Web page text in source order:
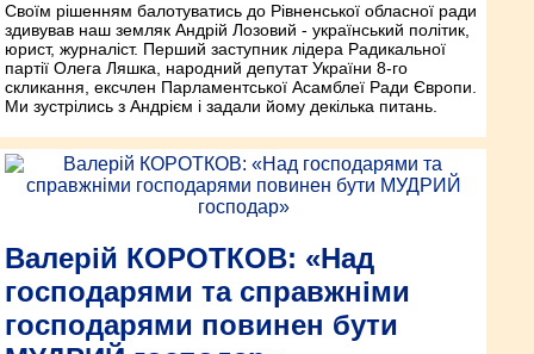
Своїм рішенням балотуватись до Рівненської обласної ради
здивував наш земляк Андрій Лозовий - український політик,
юрист, журналіст. Перший заступник лідера Радикальної
партії Олега Ляшка, народний депутат України 8-го
скликання, ексчлен Парламентської Асамблеї Ради Європи.
Ми зустрілись з Андрієм і задали йому декілька питань.
Валерій КОРОТКОВ: «Над
господарями та справжніми
господарями повинен бути